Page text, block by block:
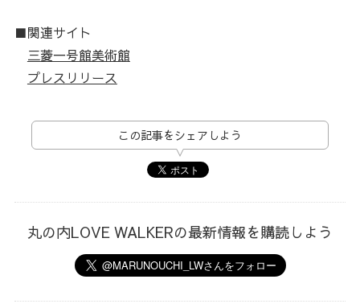
■関連サイト
三菱一号館美術館
プレスリリース
この記事をシェアしよう
丸の内LOVE WALKERの最新情報を購読しよう